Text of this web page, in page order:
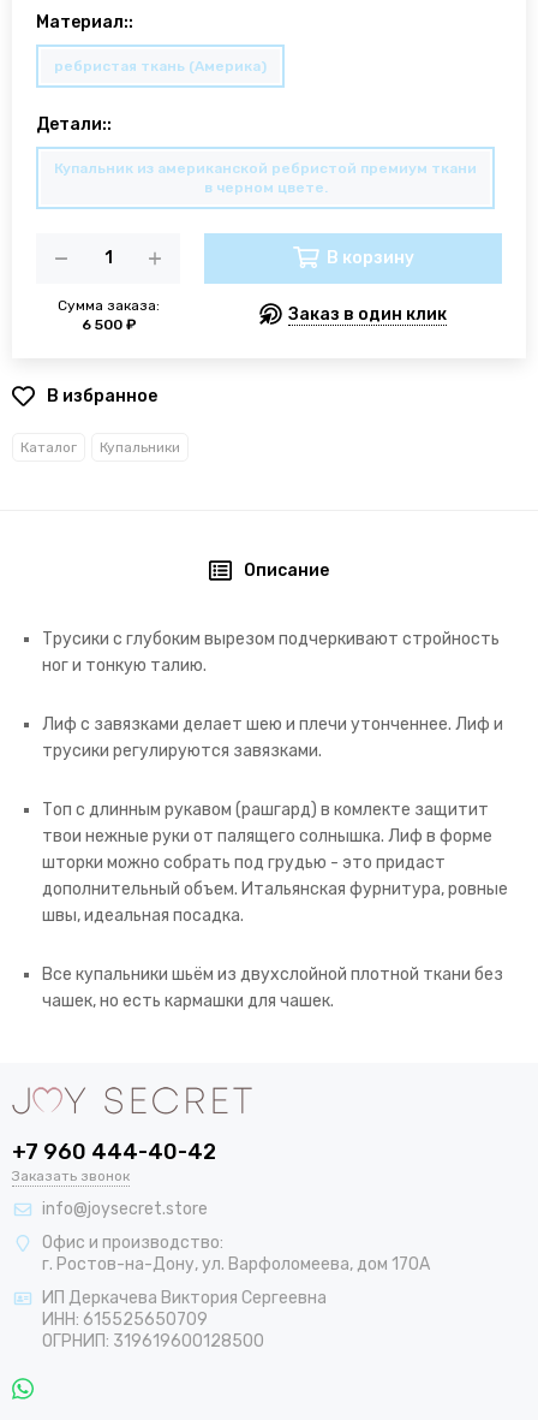
Материал::
ребристая ткань (Америка)
Детали::
Купальник из американской ребристой премиум ткани
в черном цвете.
Сумма заказа:
6 500 ₽
В корзину
Заказ в один клик
В избранное
Каталог Купальники
Описание
Трусики с глубоким вырезом подчеркивают стройность
ног и тонкую талию.
Лиф с завязками делает шею и плечи утонченнее. Лиф и
трусики регулируются завязками.
Топ с длинным рукавом (рашгард) в комлекте защитит
твои нежные руки от палящего солнышка. Лиф в форме
шторки можно собрать под грудью - это придаст
дополнительный объем. Итальянская фурнитура, ровные
швы, идеальная посадка.
Все купальники шьём из двухслойной плотной ткани без
чашек, но есть кармашки для чашек.
+7 960 444-40-42
Заказать звонок
info@joysecret.store
Офис и производство:
г. Ростов-на-Дону, ул. Варфоломеева, дом 170А
ИП Деркачева Виктория Сергеевна
ИНН: 615525650709
ОГРНИП: 319619600128500